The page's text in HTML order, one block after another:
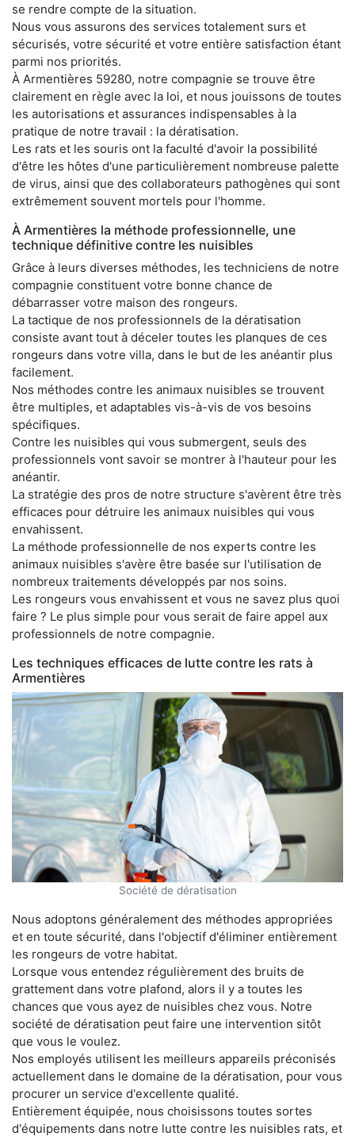
se rendre compte de la situation.
Nous vous assurons des services totalement surs et
sécurisés, votre sécurité et votre entière satisfaction étant
parmi nos priorités.
À Armentières 59280, notre compagnie se trouve être
clairement en règle avec la loi, et nous jouissons de toutes
les autorisations et assurances indispensables à la
pratique de notre travail : la dératisation.
Les rats et les souris ont la faculté d'avoir la possibilité
d'être les hôtes d'une particulièrement nombreuse palette
de virus, ainsi que des collaborateurs pathogènes qui sont
extrêmement souvent mortels pour l'homme.
À Armentières la méthode professionnelle, une
technique définitive contre les nuisibles
Grâce à leurs diverses méthodes, les techniciens de notre
compagnie constituent votre bonne chance de
débarrasser votre maison des rongeurs.
La tactique de nos professionnels de la dératisation
consiste avant tout à déceler toutes les planques de ces
rongeurs dans votre villa, dans le but de les anéantir plus
facilement.
Nos méthodes contre les animaux nuisibles se trouvent
être multiples, et adaptables vis-à-vis de vos besoins
spécifiques.
Contre les nuisibles qui vous submergent, seuls des
professionnels vont savoir se montrer à l'hauteur pour les
anéantir.
La stratégie des pros de notre structure s'avèrent être très
efficaces pour détruire les animaux nuisibles qui vous
envahissent.
La méthode professionnelle de nos experts contre les
animaux nuisibles s'avère être basée sur l'utilisation de
nombreux traitements développés par nos soins.
Les rongeurs vous envahissent et vous ne savez plus quoi
faire ? Le plus simple pour vous serait de faire appel aux
professionnels de notre compagnie.
Les techniques efficaces de lutte contre les rats à
Armentières
Société de dératisation
Nous adoptons généralement des méthodes appropriées
et en toute sécurité, dans l'objectif d'éliminer entièrement
les rongeurs de votre habitat.
Lorsque vous entendez régulièrement des bruits de
grattement dans votre plafond, alors il y a toutes les
chances que vous ayez de nuisibles chez vous. Notre
société de dératisation peut faire une intervention sitôt
que vous le voulez.
Nos employés utilisent les meilleurs appareils préconisés
actuellement dans le domaine de la dératisation, pour vous
procurer un service d'excellente qualité.
Entièrement équipée, nous choisissons toutes sortes
d'équipements dans notre lutte contre les nuisibles rats, et